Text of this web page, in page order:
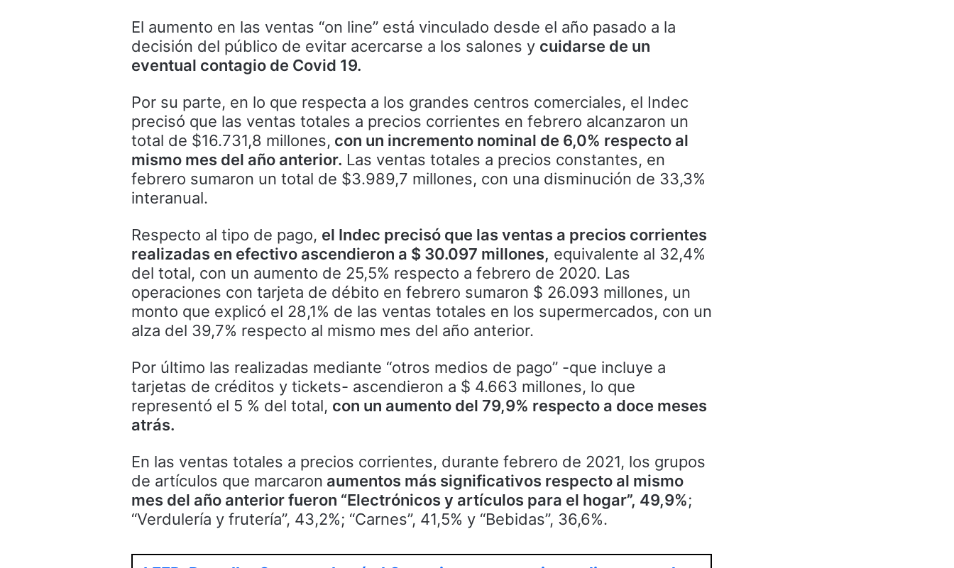
El aumento en las ventas “on line” está vinculado desde el año pasado a la
decisión del público de evitar acercarse a los salones y cuidarse de un
eventual contagio de Covid 19.
Por su parte, en lo que respecta a los grandes centros comerciales, el Indec
precisó que las ventas totales a precios corrientes en febrero alcanzaron un
total de $16.731,8 millones, con un incremento nominal de 6,0% respecto al
mismo mes del año anterior. Las ventas totales a precios constantes, en
febrero sumaron un total de $3.989,7 millones, con una disminución de 33,3%
interanual.
Respecto al tipo de pago, el Indec precisó que las ventas a precios corrientes
realizadas en efectivo ascendieron a $ 30.097 millones, equivalente al 32,4%
del total, con un aumento de 25,5% respecto a febrero de 2020. Las
operaciones con tarjeta de débito en febrero sumaron $ 26.093 millones, un
monto que explicó el 28,1% de las ventas totales en los supermercados, con un
alza del 39,7% respecto al mismo mes del año anterior.
Por último las realizadas mediante “otros medios de pago” -que incluye a
tarjetas de créditos y tickets- ascendieron a $ 4.663 millones, lo que
representó el 5 % del total, con un aumento del 79,9% respecto a doce meses
atrás.
En las ventas totales a precios corrientes, durante febrero de 2021, los grupos
de artículos que marcaron aumentos más significativos respecto al mismo
mes del año anterior fueron “Electrónicos y artículos para el hogar”, 49,9%;
“Verdulería y frutería”, 43,2%; “Carnes”, 41,5% y “Bebidas”, 36,6%.